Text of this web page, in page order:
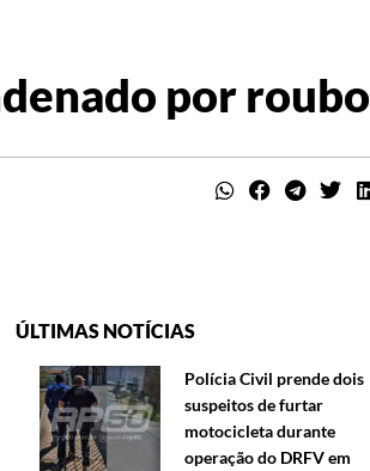
por roubo
ÚLTIMAS NOTÍCIAS
Polícia Civil prende dois
suspeitos de furtar
motocicleta durante
operação do DRFV em